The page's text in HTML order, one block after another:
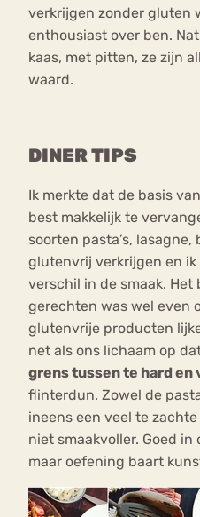
verkrijgen zonder gluten
enthousiast over ben.
kaas, met pitten, ze zijn
waard.
DINER TIPS
Ik merkte dat de basis
best makkelijk te
soorten pasta’s,
glutenvrij verkrijgen en ik
verschil in de smaak. Het
gerechten was wel even
glutenvrije producten
net als ons lichaam op
grens tussen te hard en
flinterdun. Zowel de
ineens een veel te
niet smaakvoller. Goed
maar oefening baart